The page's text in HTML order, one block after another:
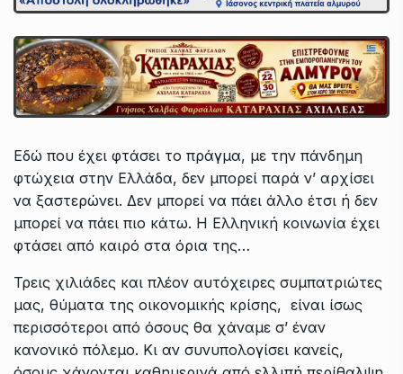
Εδώ που έχει φτάσει το πράγμα, με την πάνδημη
φτώχεια στην Ελλάδα, δεν μπορεί παρά ν’ αρχίσει
να ξαστερώνει. Δεν μπορεί να πάει άλλο έτσι ή δεν
μπορεί να πάει πιο κάτω. Η Ελληνική κοινωνία έχει
φτάσει από καιρό στα όρια της…
Τρεις χιλιάδες και πλέον αυτόχειρες συμπατριώτες
μας, θύματα της οικονομικής κρίσης, είναι ίσως
περισσότεροι από όσους θα χάναμε σ’ έναν
κανονικό πόλεμο. Κι αν συνυπολογίσει κανείς,